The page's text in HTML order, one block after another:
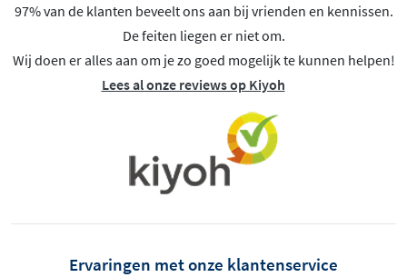
97% van de klanten beveelt ons aan bij vrienden en kennissen.
De feiten liegen er niet om.
Wij doen er alles aan om je zo goed mogelijk te kunnen helpen!
Lees al onze reviews op Kiyoh
Ervaringen met onze klantenservice